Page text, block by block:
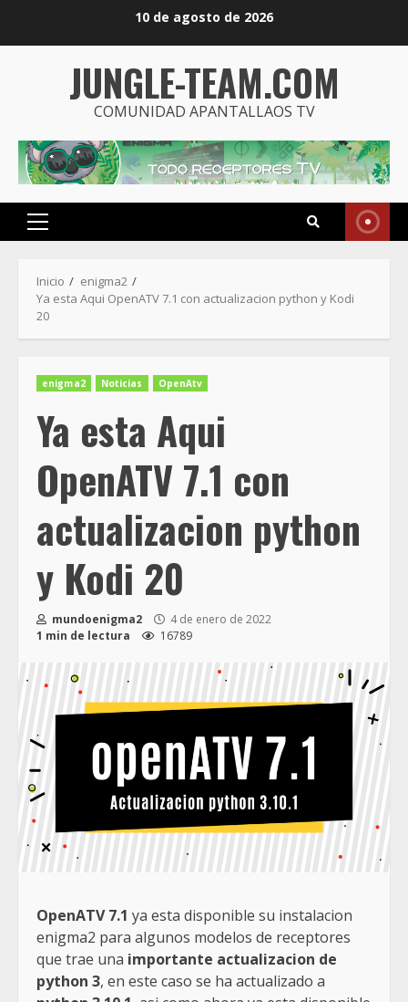
10 de agosto de 2026
JUNGLE-TEAM.COM
COMUNIDAD APANTALLAOS TV
Menú
Inicio
enigma2
Ya esta Aqui OpenATV 7.1 con actualizacion python y Kodi
20
enigma2 Noticias OpenAtv
Ya esta Aqui
OpenATV 7.1 con
actualizacion python
y Kodi 20
mundoenigma2
4 de enero de 2022
1 min de lectura
16789
OpenATV 7.1 ya esta disponible su instalacion
enigma2 para algunos modelos de receptores
que trae una importante actualizacion de
python 3, en este caso se ha actualizado a